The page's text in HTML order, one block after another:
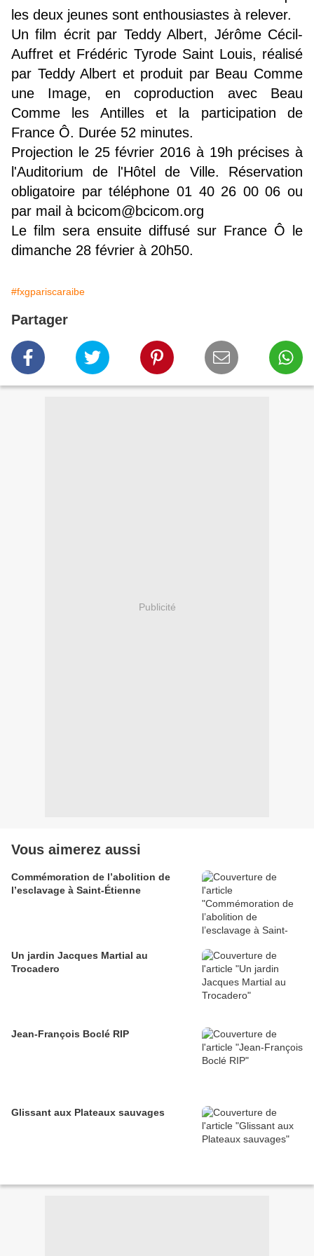
les deux jeunes sont enthousiastes à relever.
Un film écrit par Teddy Albert, Jérôme Cécil-
Auffret et Frédéric Tyrode Saint Louis, réalisé
par Teddy Albert et produit par Beau Comme
une Image, en coproduction avec Beau
Comme les Antilles et la participation de
France Ô. Durée 52 minutes.
Projection le 25 février 2016 à 19h précises à
l'Auditorium de l'Hôtel de Ville. Réservation
obligatoire par téléphone 01 40 26 00 06 ou
par mail à bcicom@bcicom.org
Le film sera ensuite diffusé sur France Ô le
dimanche 28 février à 20h50.
#fxgpariscaraibe
Partager
Publicité
Vous aimerez aussi
Commémoration de l’abolition de
l’esclavage à Saint-Étienne
Un jardin Jacques Martial au
Trocadero
Jean-François Boclé RIP
Glissant aux Plateaux sauvages